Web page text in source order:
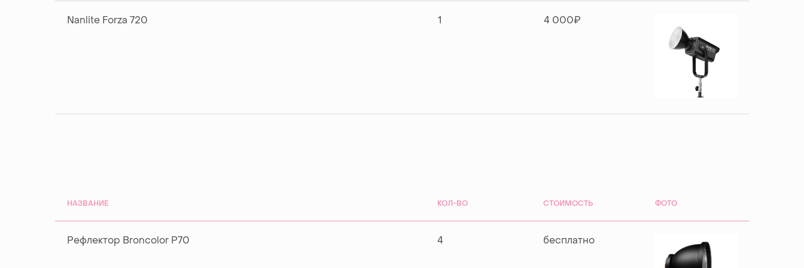
Nanlite Forza 720 1 4 000₽
НАЗВАНИЕ КОЛ-ВО СТОИМОСТЬ ФОТО
Рефлектор Broncolor P70 4 бесплатно